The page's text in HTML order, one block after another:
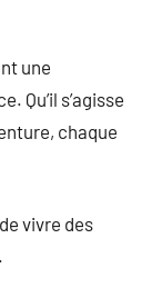
une
Qu’il s’agisse
chaque
vivre des